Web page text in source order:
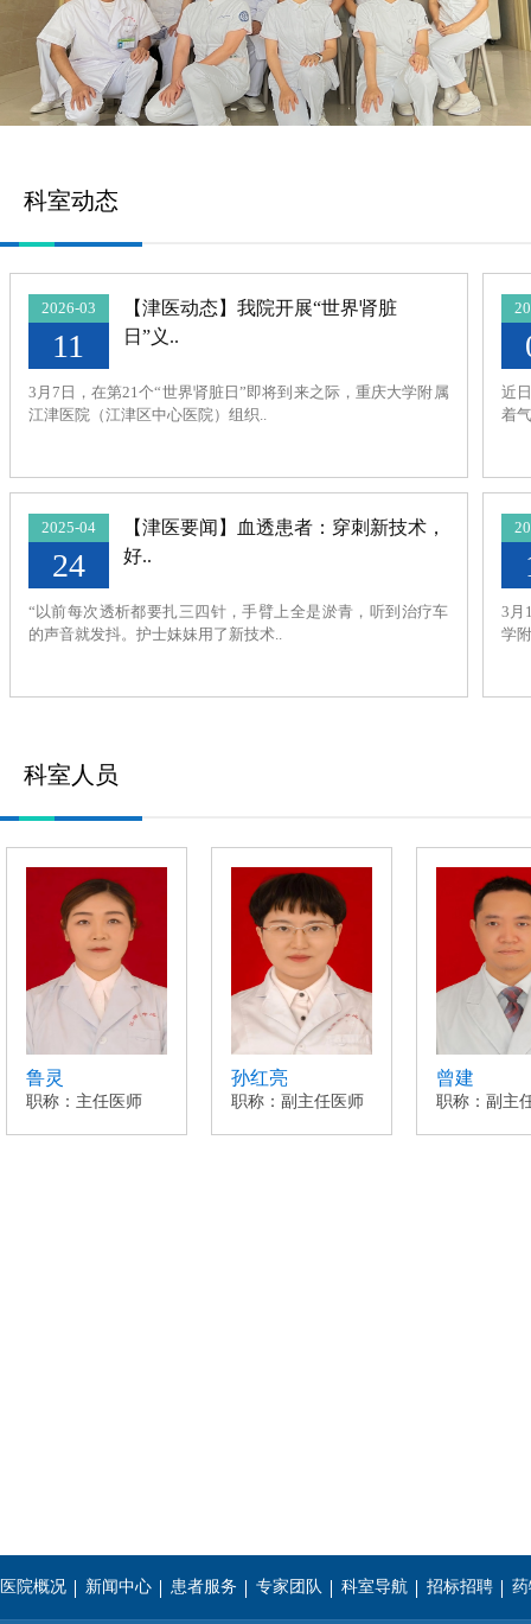
科室动态
2026-03
11
【津医动态】我院开展“世界肾脏
日”义..
3月7日，在第21个“世界肾脏日”即将到来之际，重庆大学附属
江津医院（江津区中心医院）组织..
近
着
2025-04
24
【津医要闻】血透患者：穿刺新技术，
好..
“以前每次透析都要扎三四针，手臂上全是淤青，听到治疗车
的声音就发抖。护士妹妹用了新技术..
3月
学
科室人员
鲁灵
职称：主任医师
孙红亮
职称：副主任医师
曾建
职称：副主
医院概况 新闻中心 患者服务 专家团队 科室导航 招标招聘